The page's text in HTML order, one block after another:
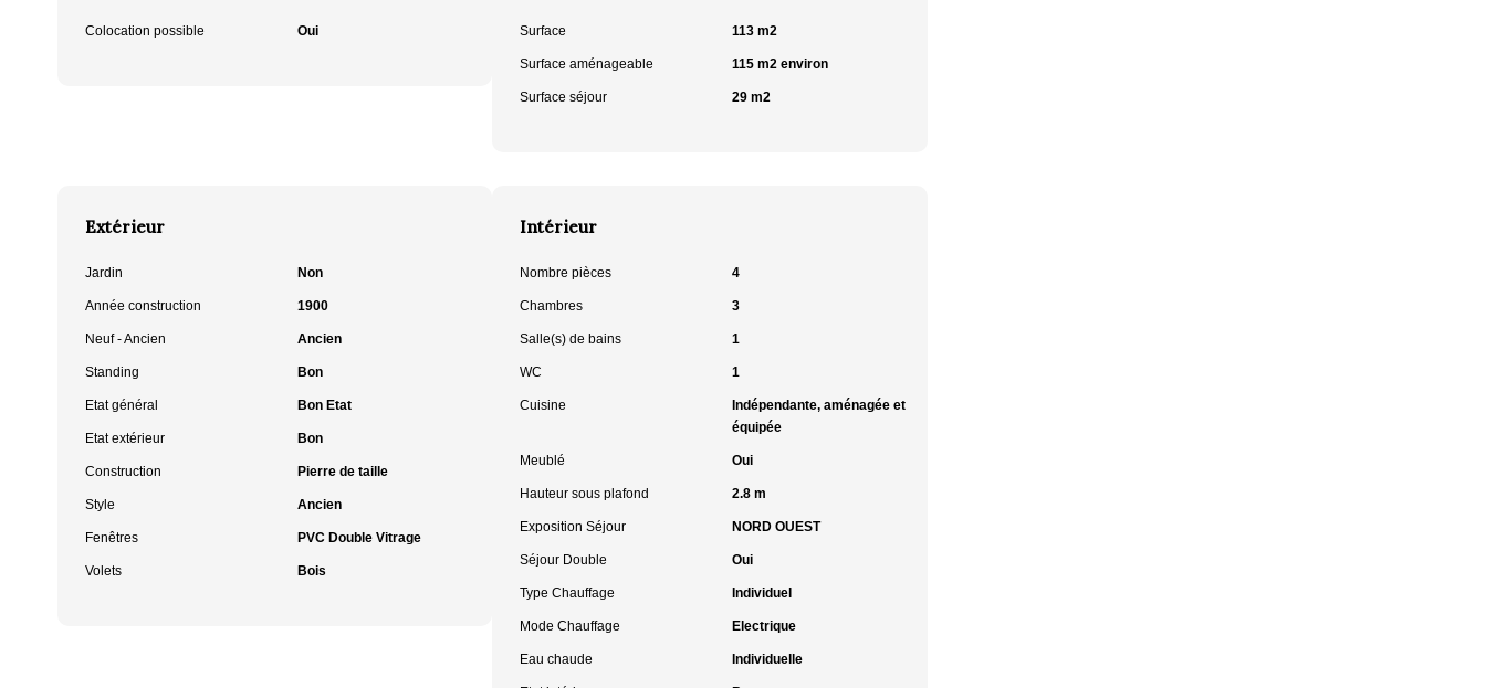
Colocation possible Oui Surface 113 m2
Surface aménageable 115 m2 environ
Surface séjour 29 m2
Extérieur
Jardin Non
Année construction 1900
Neuf - Ancien Ancien
Standing Bon
Etat général Bon Etat
Etat extérieur Bon
Construction Pierre de taille
Style Ancien
Fenêtres PVC Double Vitrage
Volets Bois
Intérieur
Nombre pièces 4
Chambres 3
Salle(s) de bains 1
WC 1
Cuisine
Indépendante, aménagée et
équipée
Meublé Oui
Hauteur sous plafond 2.8 m
Exposition Séjour NORD OUEST
Séjour Double Oui
Type Chauffage Individuel
Mode Chauffage Electrique
Eau chaude Individuelle